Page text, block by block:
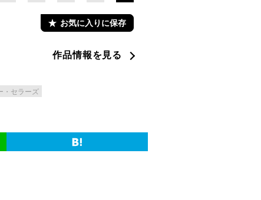
お気に入りに保存
・セラーズ
作品情報を見る